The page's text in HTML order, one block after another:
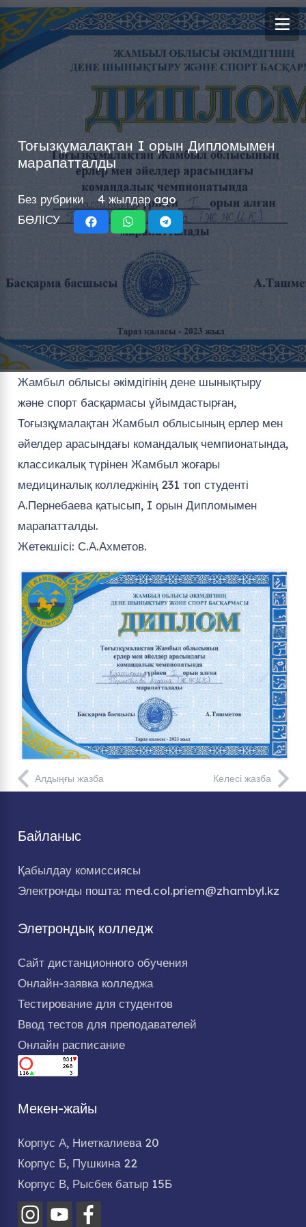
Тоғызқұмалақтан I орын Дипломымен
марапатталды
Без рубрики
4 жылдар ago
БӨЛІСУ
Жамбыл облысы әкімдігінің дене шынықтыру
және спорт басқармасы ұйымдастырған,
Тоғызқұмалақтан Жамбыл облысының ерлер мен
әйелдер арасындағы командалық чемпионатында,
классикалық түрінен Жамбыл жоғары
медициналық колледжінің 231 топ студенті
А.Пернебаева қатысып, I орын Дипломымен
марапатталды.
Жетекшісі: С.А.Ахметов.
Алдыңғы жазба Келесі жазба
Байланыс
Қабылдау комиссиясы
Электронды пошта: med.col.priem@zhambyl.kz
Элетрондық колледж
Сайт дистанционного обучения
Онлайн-заявка колледжа
Тестирование для студентов
Ввод тестов для преподавателей
Онлайн расписание
Мекен-жайы
Корпус А, Ниеткалиева 20
Корпус Б, Пушкина 22
Корпус В, Рысбек батыр 15Б